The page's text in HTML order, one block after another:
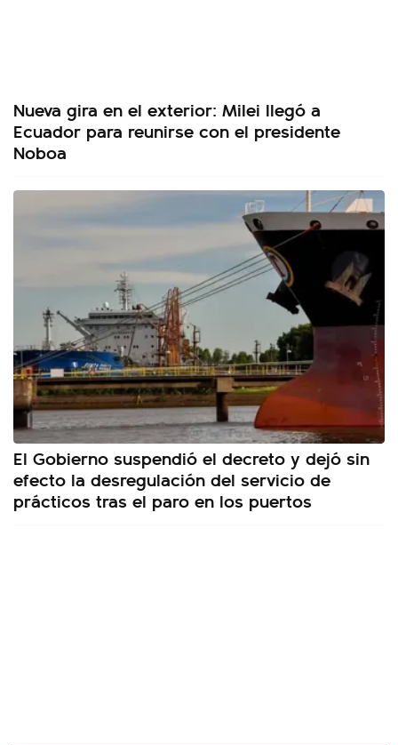
Nueva gira en el exterior: Milei llegó a
Ecuador para reunirse con el presidente
Noboa
El Gobierno suspendió el decreto y dejó sin
efecto la desregulación del servicio de
prácticos tras el paro en los puertos